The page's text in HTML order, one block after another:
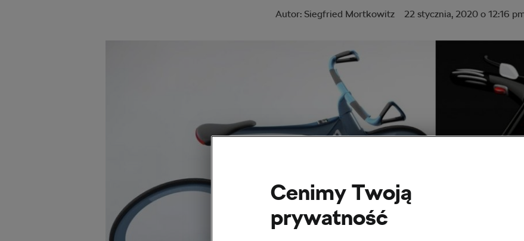
Autor: Siegfried Mortkowitz 22 stycznia, 2020 o 12:16
Cenimy Twoją
prywatność